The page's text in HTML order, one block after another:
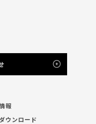
報
ウンロード